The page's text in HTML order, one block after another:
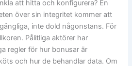
att hitta och konfigurera? En
över sin integritet kommer att
inte dold någonstans. För
Pålitliga aktörer har
regler för hur bonusar är
och hur de behandlar data. Om